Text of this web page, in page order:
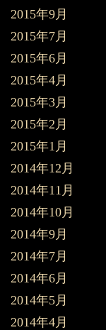
2015年9月
2015年7月
2015年6月
2015年4月
2015年3月
2015年2月
2015年1月
2014年12月
2014年11月
2014年10月
2014年9月
2014年7月
2014年6月
2014年5月
2014年4月